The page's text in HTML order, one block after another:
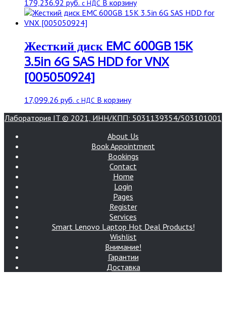
179,236.92 руб. с НДС В корзину
Жесткий диск EMC 600GB 15K
3.5in 6G SAS HDD for VNX
[005050924]
17,099.26 руб. с НДС В корзину
Лаборатория IT © 2021, ИНН/КПП: 5031139354/503101001
About Us
Book Appointment
Bookings
Contact
Home
Login
Pages
Register
Services
Smart Lenovo Laptop Hot Deal Products!
Wishlist
Внимание!
Гарантии
Доставка